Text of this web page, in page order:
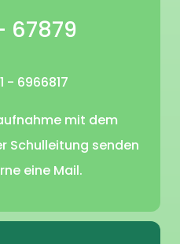
67879
- 6966817
mit dem
Schulleitung senden
eine Mail.